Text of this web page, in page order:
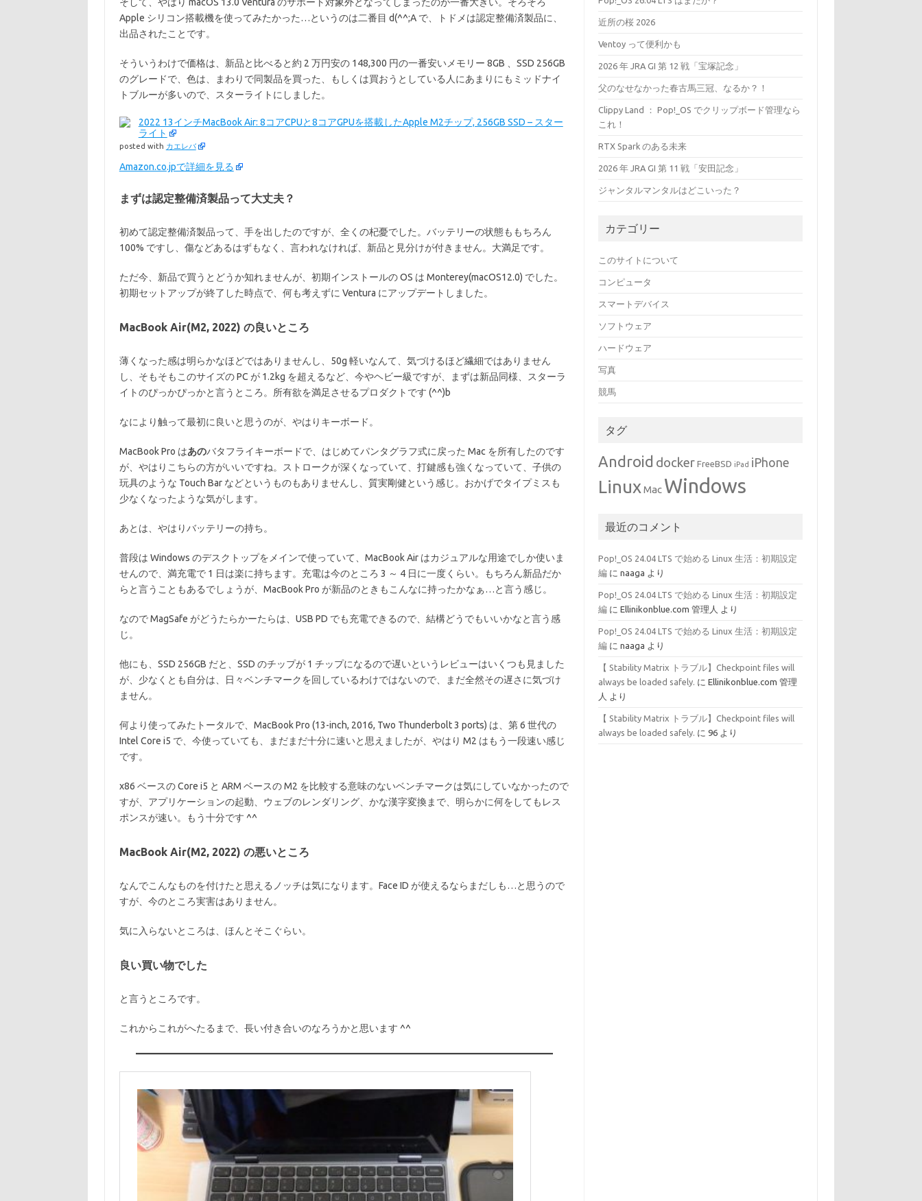
Apple シリコン搭載機を使ってみたかった…というのは二番目 d(^^;A で、トドメは認定整備済製品に、
出品されたことです。
そういうわけで価格は、新品と比べると約 2 万円安の 148,300 円の一番安いメモリー 8GB 、SSD 256GB
のグレードで、色は、まわりで同製品を買った、もしくは買おうとしている人にあまりにもミッドナイ
トブルーが多いので、スターライトにしました。
2022 13インチMacBook Air: 8コアCPUと8コアGPUを搭載したApple M2チップ, 256GB SSD – スター
ライト
posted with カエレバ
Amazon.co.jpで詳細を見る
まずは認定整備済製品って大丈夫？
初めて認定整備済製品って、手を出したのですが、全くの杞憂でした。バッテリーの状態ももちろん
100% ですし、傷などあるはずもなく、言われなければ、新品と見分けが付きません。大満足です。
ただ今、新品で買うとどうか知れませんが、初期インストールの OS は Monterey(macOS12.0) でした。
初期セットアップが終了した時点で、何も考えずに Ventura にアップデートしました。
MacBook Air(M2, 2022) の良いところ
薄くなった感は明らかなほどではありませんし、50g 軽いなんて、気づけるほど繊細ではありません
し、そもそもこのサイズの PC が 1.2kg を超えるなど、今やヘビー級ですが、まずは新品同様、スターラ
イトのぴっかぴっかと言うところ。所有欲を満足させるプロダクトです (^^)b
なにより触って最初に良いと思うのが、やはりキーボード。
MacBook Pro はあのバタフライキーボードで、はじめてパンタグラフ式に戻った Mac を所有したのです
が、やはりこちらの方がいいですね。ストロークが深くなっていて、打鍵感も強くなっていて、子供の
玩具のような Touch Bar などというものもありませんし、質実剛健という感じ。おかげでタイプミスも
少なくなったような気がします。
あとは、やはりバッテリーの持ち。
普段は Windows のデスクトップをメインで使っていて、MacBook Air はカジュアルな用途でしか使いま
せんので、満充電で 1 日は楽に持ちます。充電は今のところ 3 ～ 4 日に一度くらい。もちろん新品だか
らと言うこともあるでしょうが、MacBook Pro が新品のときもこんなに持ったかなぁ…と言う感じ。
なので MagSafe がどうたらかーたらは、USB PD でも充電できるので、結構どうでもいいかなと言う感
じ。
他にも、SSD 256GB だと、SSD のチップが 1 チップになるので遅いというレビューはいくつも見ました
が、少なくとも自分は、日々ベンチマークを回しているわけではないので、まだ全然その遅さに気づけ
ません。
何より使ってみたトータルで、MacBook Pro (13-inch, 2016, Two Thunderbolt 3 ports) は、第 6 世代の
Intel Core i5 で、今使っていても、まだまだ十分に速いと思えましたが、やはり M2 はもう一段速い感じ
です。
x86 ベースの Core i5 と ARM ベースの M2 を比較する意味のないベンチマークは気にしていなかったので
すが、アプリケーションの起動、ウェブのレンダリング、かな漢字変換まで、明らかに何をしてもレス
ポンスが速い。もう十分です ^^
MacBook Air(M2, 2022) の悪いところ
なんでこんなものを付けたと思えるノッチは気になります。Face ID が使えるならまだしも…と思うので
すが、今のところ実害はありません。
気に入らないところは、ほんとそこぐらい。
良い買い物でした
と言うところです。
これからこれがへたるまで、長い付き合いのなろうかと思います ^^
近所の桜 2026
Ventoy って便利かも
2026 年 JRA GI 第 12 戦「宝塚記念」
父のなせなかった春古馬三冠、なるか？！
Clippy Land ： Pop!_OS でクリップボード管理なら
これ！
RTX Spark のある未来
2026 年 JRA GI 第 11 戦「安田記念」
ジャンタルマンタルはどこいった？
カテゴリー
このサイトについて
コンピュータ
スマートデバイス
ソフトウェア
ハードウェア
写真
競馬
タグ
Android docker FreeBSD iPad iPhone
Linux Mac Windows
最近のコメント
Pop!_OS 24.04 LTS で始める Linux 生活：初期設定
編 にnaaga より
Pop!_OS 24.04 LTS で始める Linux 生活：初期設定
編 にEllinikonblue.com 管理人 より
Pop!_OS 24.04 LTS で始める Linux 生活：初期設定
編 にnaaga より
【 Stability Matrix トラブル】Checkpoint files will
always be loaded safely. にEllinikonblue.com 管理
人 より
【 Stability Matrix トラブル】Checkpoint files will
always be loaded safely. に96 より